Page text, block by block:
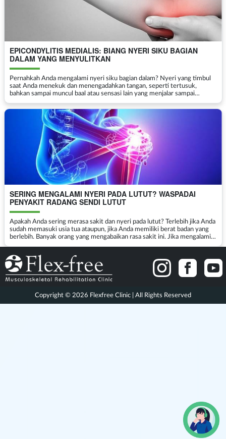
EPICONDYLITIS MEDIALIS: BIANG NYERI SIKU BAGIAN
DALAM YANG MENYULITKAN
Pernahkah Anda mengalami nyeri siku bagian dalam? Nyeri yang timbul
saat Anda menekuk dan menengadahkan tangan, seperti tertusuk,
bahkan sampai muncul baal atau sensasi lain yang menjalar sampai
SERING MENGALAMI NYERI PADA LUTUT? WASPADAI
PENYAKIT RADANG SENDI LUTUT
Apakah Anda sering merasa sakit dan nyeri pada lutut? Terlebih jika Anda
sudah memasuki usia tua ataupun, jika Anda memiliki berat badan yang
berlebih. Banyak orang yang mengabaikan rasa sakit ini. Jika mengalami
Copyright © 2026 Flexfree Clinic | All Rights Reserved